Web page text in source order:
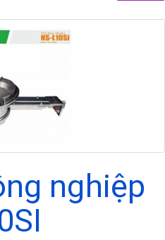
nghiệp